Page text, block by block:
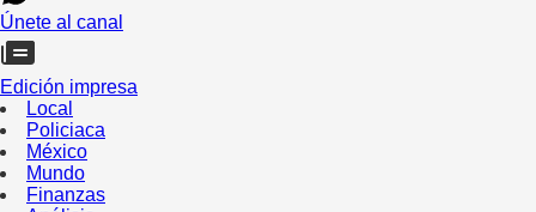
Únete al canal
Edición impresa
Local
Policiaca
México
Mundo
Finanzas